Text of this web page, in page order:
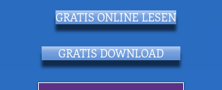
GRATIS ONLINE LESEN
GRATIS DOWNLOAD